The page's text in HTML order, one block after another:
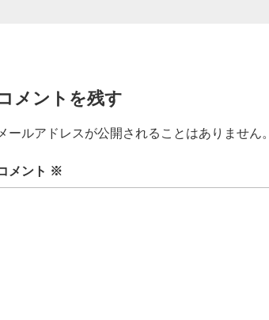
メントを残す
メールアドレスが公開されることはありません。
メント ※